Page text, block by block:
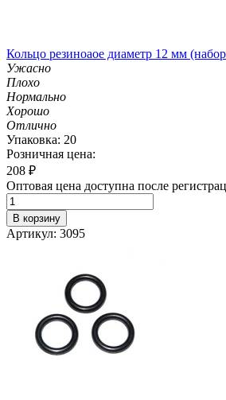
Кольцо резиноаое диаметр 12 мм
Ужасно
Плохо
Нормально
Хорошо
Отлично
Упаковка: 20
Розничная цена:
208 ₽
Оптовая цена доступна после
В корзину
Артикул: 3095